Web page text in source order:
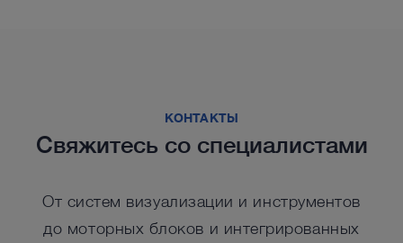
КОНТАКТЫ
Свяжитесь со специалистами
От систем визуализации и инструментов
до моторных блоков и интегрированных